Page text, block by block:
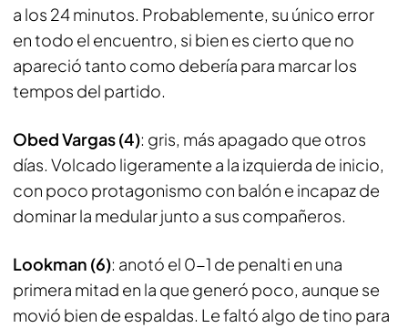
a los 24 minutos. Probablemente, su único error
en todo el encuentro, si bien es cierto que no
apareció tanto como debería para marcar los
tempos del partido.
Obed Vargas (4): gris, más apagado que otros
días. Volcado ligeramente a la izquierda de inicio,
con poco protagonismo con balón e incapaz de
dominar la medular junto a sus compañeros.
Lookman (6): anotó el 0-1 de penalti en una
primera mitad en la que generó poco, aunque se
movió bien de espaldas. Le faltó algo de tino para